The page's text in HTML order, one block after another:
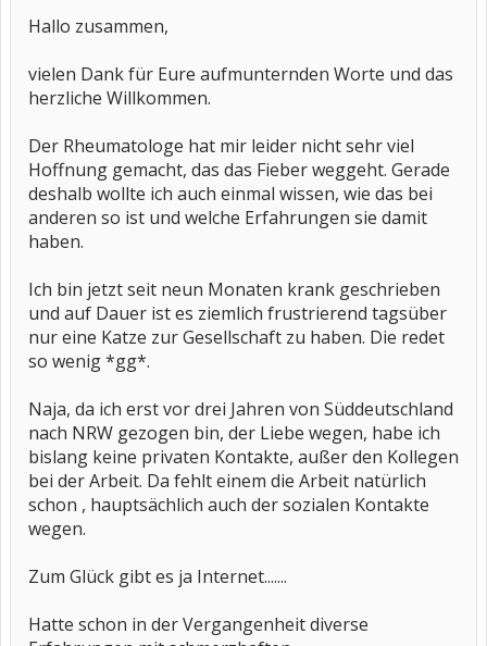
Hallo zusammen,
vielen Dank für Eure aufmunternden Worte und das
herzliche Willkommen.
Der Rheumatologe hat mir leider nicht sehr viel
Hoffnung gemacht, das das Fieber weggeht. Gerade
deshalb wollte ich auch einmal wissen, wie das bei
anderen so ist und welche Erfahrungen sie damit
haben.
Ich bin jetzt seit neun Monaten krank geschrieben
und auf Dauer ist es ziemlich frustrierend tagsüber
nur eine Katze zur Gesellschaft zu haben. Die redet
so wenig *gg*.
Naja, da ich erst vor drei Jahren von Süddeutschland
nach NRW gezogen bin, der Liebe wegen, habe ich
bislang keine privaten Kontakte, außer den Kollegen
bei der Arbeit. Da fehlt einem die Arbeit natürlich
schon , hauptsächlich auch der sozialen Kontakte
wegen.
Zum Glück gibt es ja Internet.......
Hatte schon in der Vergangenheit diverse